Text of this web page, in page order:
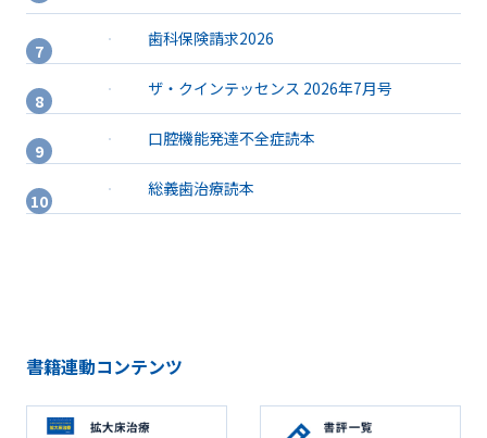
歯科保険請求2026
ザ・クインテッセンス 2026年7月号
口腔機能発達不全症読本
総義歯治療読本
書籍連動コンテンツ